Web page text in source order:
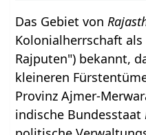
Das Gebiet von
Kolonialherrschaft
Rajputen") bekannt,
kleineren
Provinz Ajmer-
indische Bundesstaat